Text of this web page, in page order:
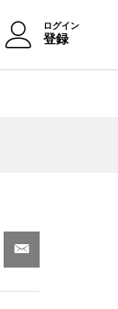
ログイン
登録